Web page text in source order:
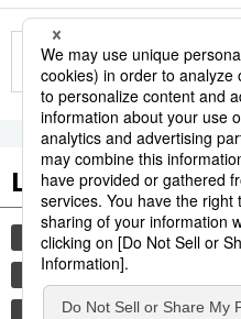
More in
Les tags
histoire gastronomie
femme
tourisme
animal